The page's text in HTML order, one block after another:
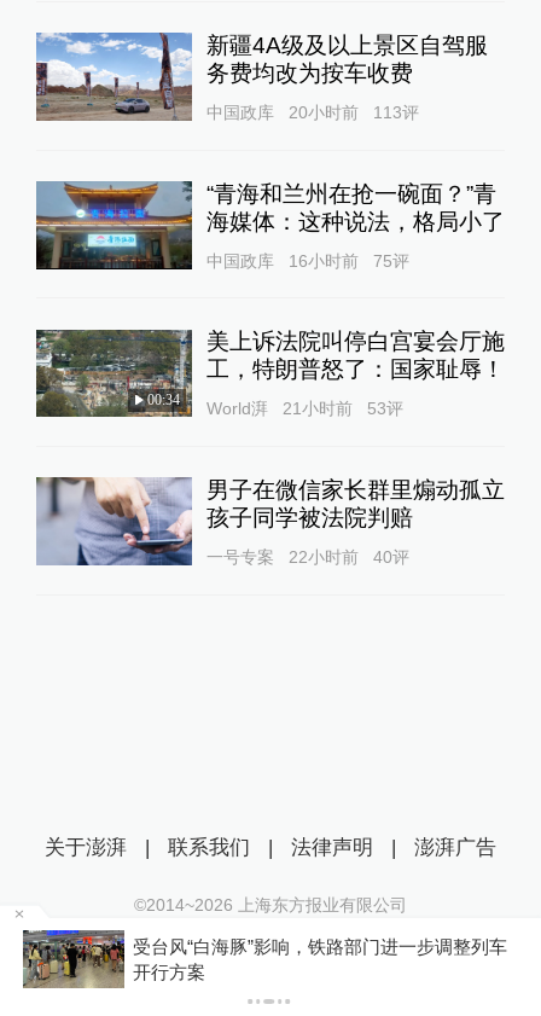
新疆4A级及以上景区自驾服
务费均改为按车收费
中国政库 20小时前 113评
“青海和兰州在抢一碗面？”青
海媒体：这种说法，格局小了
中国政库 16小时前 75评
00:34
美上诉法院叫停白宫宴会厅施
工，特朗普怒了：国家耻辱！
World湃 21小时前 53评
男子在微信家长群里煽动孤立
孩子同学被法院判赔
一号专案 22小时前 40评
受台风“白海豚”影响，铁路部门进一步调整列车
开行方案
关于澎湃 | 联系我们 | 法律声明 | 澎湃广告
©2014~2026 上海东方报业有限公司
沪ICP证：沪B2-20170116 | 沪ICP备14003370号
互联网新闻信息服务许可证：31120170006
沪公网安备 31010602000299号